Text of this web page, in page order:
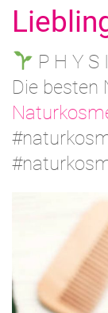
P H Y S
Die besten